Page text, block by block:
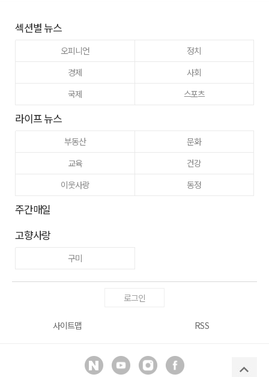
섹션별 뉴스
오피니언
정치
경제
사회
국제
스포츠
라이프 뉴스
부동산
문화
교육
건강
이웃사랑
동정
주간매일
고향사랑
구미
로그인
사이트맵 RSS